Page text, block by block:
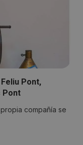
Pont,
Pont
propia compañía se